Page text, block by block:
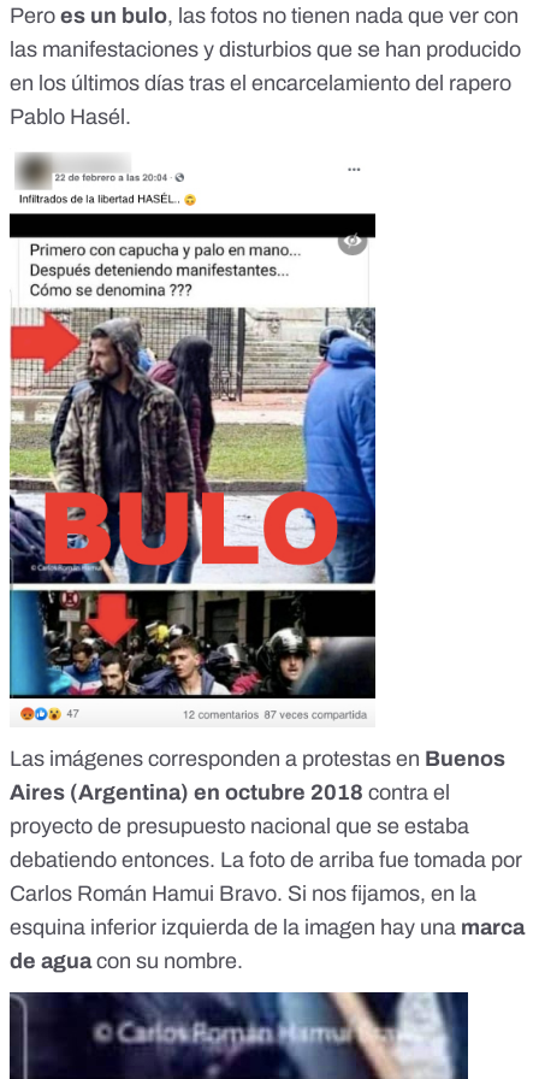
Pero es un bulo, las fotos no tienen nada que ver con
las manifestaciones y disturbios que se han producido
en los últimos días tras el encarcelamiento del rapero
Pablo Hasél.
Las imágenes corresponden a protestas en Buenos
Aires (Argentina) en octubre 2018 contra el
proyecto de presupuesto nacional que se estaba
debatiendo entonces. La foto de arriba fue tomada por
Carlos Román Hamui Bravo. Si nos fijamos, en la
esquina inferior izquierda de la imagen hay una marca
de aguacon su nombre.